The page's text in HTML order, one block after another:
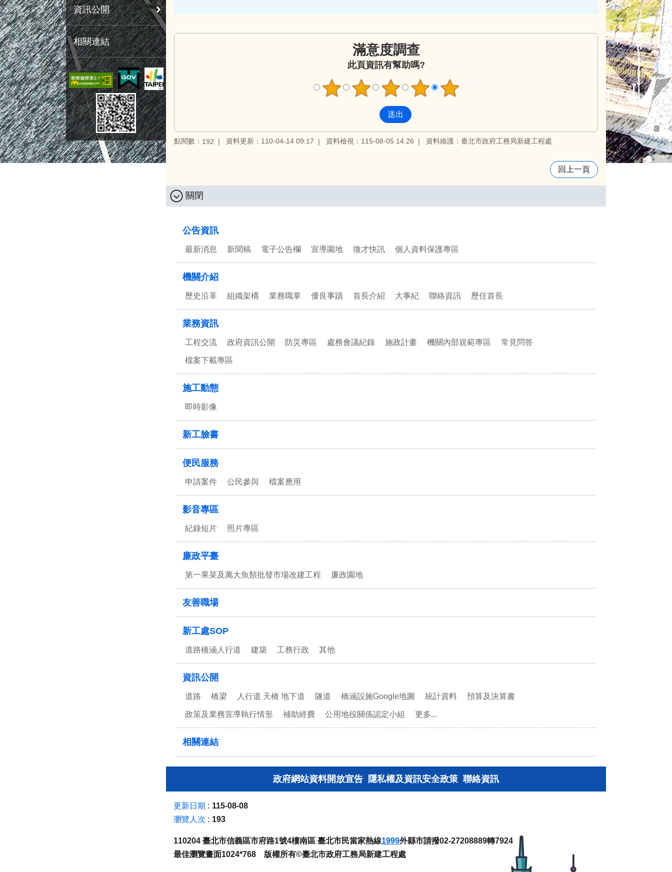
資訊公開
相關連結
滿意度調查
此頁資訊有幫助嗎?
點閱數： 192 資料更新：110-04-14 09:17 資料檢視：115-08-05 14:26 資料維護：臺北市政府工務局新建工程處
回上一頁
關閉
公告資訊
最新消息 新聞稿 電子公告欄 宣導園地 徵才快訊 個人資料保護專區
機關介紹
歷史沿革 組織架構 業務職掌 優良事蹟 首長介紹 大事紀 聯絡資訊 歷任首長
業務資訊
工程交流 政府資訊公開 防災專區 處務會議紀錄 施政計畫 機關內部規範專區 常見問答
檔案下載專區
施工動態
即時影像
新工臉書
便民服務
申請案件 公民參與 檔案應用
影音專區
紀錄短片 照片專區
廉政平臺
第一果菜及萬大魚類批發市場改建工程 廉政園地
友善職場
新工處SOP
道路橋涵人行道 建築 工務行政 其他
資訊公開
道路 橋梁 人行道 天橋 地下道 隧道 橋涵設施Google地圖 統計資料 預算及決算書
政策及業務宣導執行情形 補助經費 公用地役關係認定小組 更多...
相關連結
政府網站資料開放宣告 隱私權及資訊安全政策 聯絡資訊
更新日期
115-08-08
瀏覽人次
193
110204 臺北市信義區市府路1號4樓南區 臺北市民當家熱線1999外縣市請撥02-27208889轉7924
最佳瀏覽畫面1024*768 版權所有©臺北市政府工務局新建工程處